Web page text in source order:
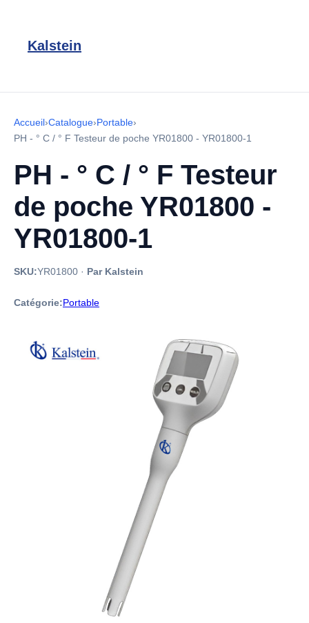
Kalstein
Accueil›Catalogue›Portable›
PH - ° C / ° F Testeur de poche YR01800 - YR01800-1
PH - ° C / ° F Testeur
de poche YR01800 -
YR01800-1
SKU:YR01800 · Par Kalstein
Catégorie:Portable